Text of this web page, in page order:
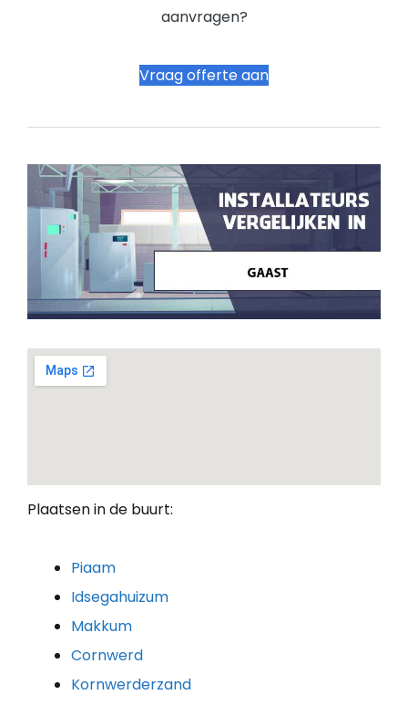
aanvragen?
Vraag offerte aan
Plaatsen in de buurt:
Piaam
Idsegahuizum
Makkum
Cornwerd
Kornwerderzand